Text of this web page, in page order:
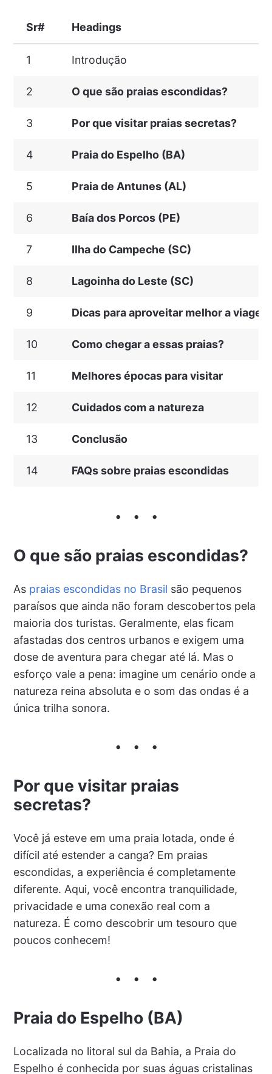
Sr# Headings
1 Introdução
2 O que são praias escondidas?
3 Por que visitar praias secretas?
4 Praia do Espelho (BA)
5 Praia de Antunes (AL)
6 Baía dos Porcos (PE)
7 Ilha do Campeche (SC)
8 Lagoinha do Leste (SC)
9 Dicas para aproveitar melhor a viagem
10 Como chegar a essas praias?
11 Melhores épocas para visitar
12 Cuidados com a natureza
13 Conclusão
14 FAQs sobre praias escondidas
O que são praias escondidas?
As praias escondidas no Brasil são pequenos
paraísos que ainda não foram descobertos pela
maioria dos turistas. Geralmente, elas ficam
afastadas dos centros urbanos e exigem uma
dose de aventura para chegar até lá. Mas o
esforço vale a pena: imagine um cenário onde a
natureza reina absoluta e o som das ondas é a
única trilha sonora.
Por que visitar praias
secretas?
Você já esteve em uma praia lotada, onde é
difícil até estender a canga? Em praias
escondidas, a experiência é completamente
diferente. Aqui, você encontra tranquilidade,
privacidade e uma conexão real com a
natureza. É como descobrir um tesouro que
poucos conhecem!
Praia do Espelho (BA)
Localizada no litoral sul da Bahia, a Praia do
Espelho é conhecida por suas águas cristalinas